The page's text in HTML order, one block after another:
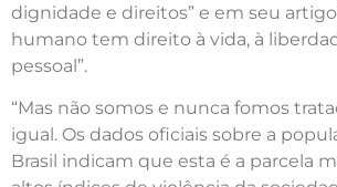
dignidade e direitos” e em seu
humano tem direito à vida, à
pessoal”.
“Mas não somos e nunca fomos
igual. Os dados oficiais sobre a
Brasil indicam que esta é a parcela